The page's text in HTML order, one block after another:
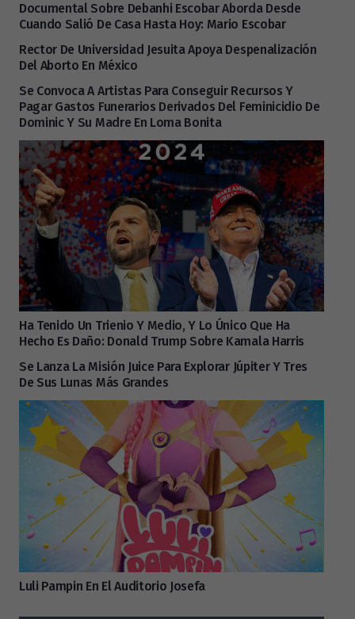
Documental Sobre Debanhi Escobar Aborda Desde
Cuando Salió De Casa Hasta Hoy: Mario Escobar
Rector De Universidad Jesuita Apoya Despenalización
Del Aborto En México
Se Convoca A Artistas Para Conseguir Recursos Y
Pagar Gastos Funerarios Derivados Del Feminicidio De
Dominic Y Su Madre En Loma Bonita
Ha Tenido Un Trienio Y Medio, Y Lo Único Que Ha
Hecho Es Daño: Donald Trump Sobre Kamala Harris
Se Lanza La Misión Juice Para Explorar Júpiter Y Tres
De Sus Lunas Más Grandes
Luli Pampin En El Auditorio Josefa